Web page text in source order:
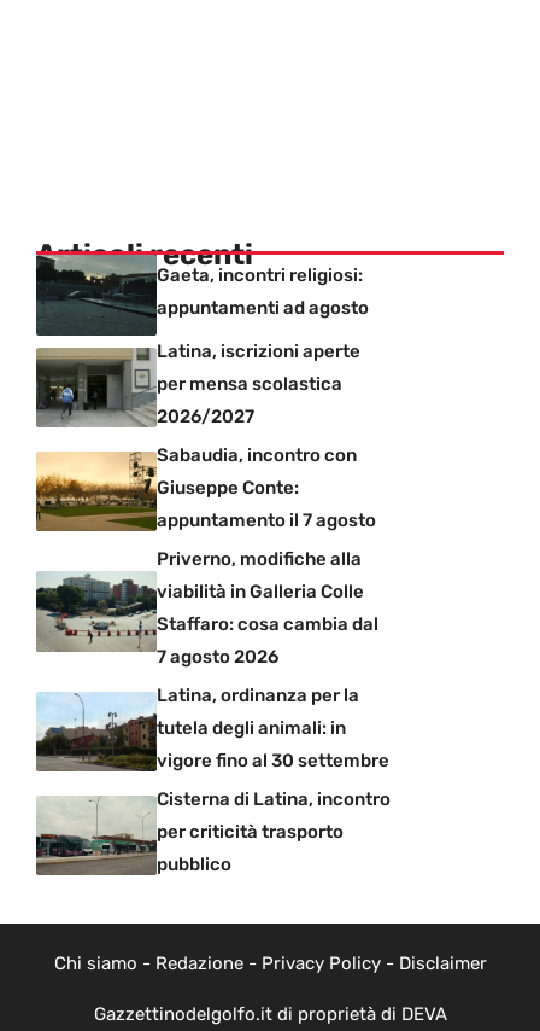
Articoli recenti
Gaeta, incontri religiosi:
appuntamenti ad agosto
Latina, iscrizioni aperte
per mensa scolastica
2026/2027
Sabaudia, incontro con
Giuseppe Conte:
appuntamento il 7 agosto
Priverno, modifiche alla
viabilità in Galleria Colle
Staffaro: cosa cambia dal
7 agosto 2026
Latina, ordinanza per la
tutela degli animali: in
vigore fino al 30 settembre
Cisterna di Latina, incontro
per criticità trasporto
pubblico
Chi siamo - Redazione- Privacy Policy- Disclaimer
Gazzettinodelgolfo.it di proprietà di DEVA